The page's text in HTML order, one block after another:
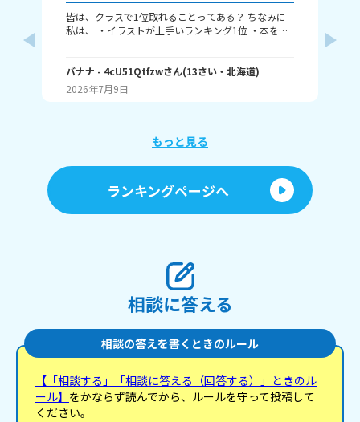
皆は、クラスで1位取れることってある？ ちなみに
私は、 ・イラストが上手いランキング1位 ・本を読
ングで1位取れる？ 書いてくれたら嬉しいです！ じ
ゃね。
バナナ - 4cU51Qtfzwさん(13さい・ 北海道)
2026年7月9日
もっと見る
ランキングページへ
相談に答える
相談の答えを書くときのルール
【「相談する」「相談に答える（回答する）」ときのル
ール】 をかならず読んでから、ルールを守って投稿して
ください。